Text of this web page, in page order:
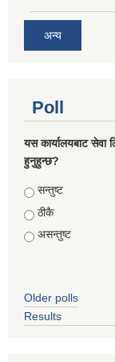
अन्य
Poll
यस कार्यालयबाट सेवा
हुनुहुन्छ?
Choices
सन्तुष्ट
ठीकै
असन्तुष्ट
Older polls
Results